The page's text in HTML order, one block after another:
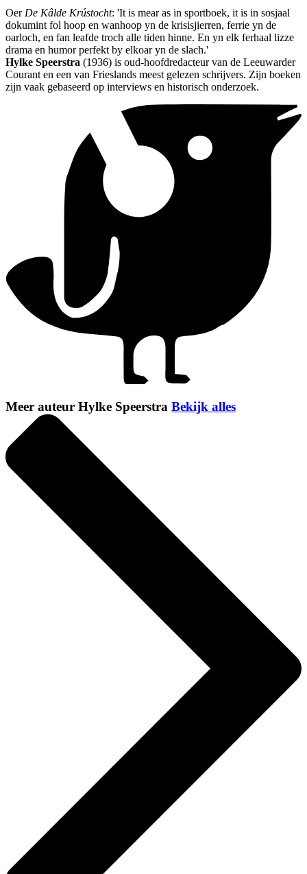
Oer De Kâlde Krústocht: 'It is mear as in sportboek, it is in sosjaal
dokumint fol hoop en wanhoop yn de krisisjierren, ferrie yn de
oarloch, en fan leafde troch alle tiden hinne. En yn elk ferhaal lizze
drama en humor perfekt by elkoar yn de slach.'
Hylke Speerstra (1936) is oud-hoofdredacteur van de Leeuwarder
Courant en een van Frieslands meest gelezen schrijvers. Zijn boeken
zijn vaak gebaseerd op interviews en historisch onderzoek.
Meer auteur Hylke Speerstra Bekijk alles